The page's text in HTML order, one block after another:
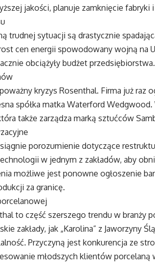
jakości, planuje zamknięcie
trudnej sytuacji są drastycznie
cen energii spowodowany wojną na
obciążyły budżet przedsiębiorstwa.
kryzys Rosenthal. Firma już raz
spółka matka Waterford
także zarządza marką sztućców
porozumienie dotyczące
w jednym z zakładów, aby
możliwe jest ponowne ogłoszenie
za granicę.
to część szerszego trendu w branży
zakłady, jak „Karolina” z Jaworzyny
Przyczyną jest konkurencja ze
młodszych klientów porcelaną